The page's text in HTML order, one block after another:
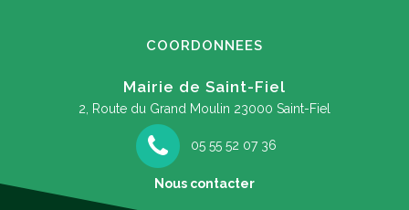
COORDONNEES
Mairie de Saint-Fiel
2, Route du Grand Moulin 23000 Saint-Fiel
05 55 52 07 36
Nous contacter